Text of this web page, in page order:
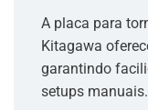
A placa para
Kitagawa
garantindo
setups manuais.